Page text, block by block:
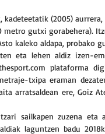
kadeteetatik (2005)
metro gutxi gorabehera).
kaleko aldapa, probako
eta lehen aldiz izen-
plataforma
txipa eraman
arratsaldean ere, Goiz
sailkapen zuzena eta
laguntzen badu